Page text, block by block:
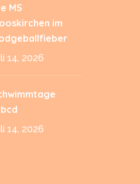
MS
im
14, 2026
14, 2026